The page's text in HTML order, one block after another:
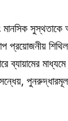
সুস্থতাকে
প্রয়োজনীয়